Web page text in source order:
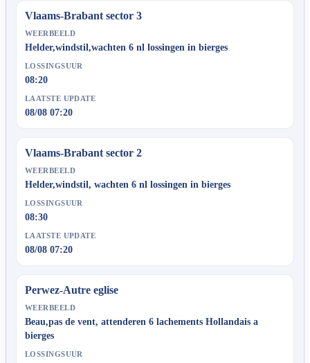
Vlaams-Brabant sector 3
WEERBEELD
Helder,windstil,wachten 6 nl lossingen in bierges
LOSSINGSUUR
08:20
LAATSTE UPDATE
08/08 07:20
Vlaams-Brabant sector 2
WEERBEELD
Helder,windstil, wachten 6 nl lossingen in bierges
LOSSINGSUUR
08:30
LAATSTE UPDATE
08/08 07:20
Perwez-Autre eglise
WEERBEELD
Beau,pas de vent, attenderen 6 lachements Hollandais a
bierges
LOSSINGSUUR